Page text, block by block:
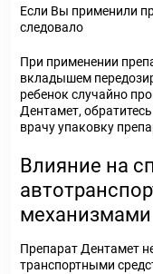
Если Вы применили
следовало
При применении
вкладышем
ребенок случайно
Дентамет,
врачу упаковку
Влияние на
механизмами
Препарат Дентамет
транспортными